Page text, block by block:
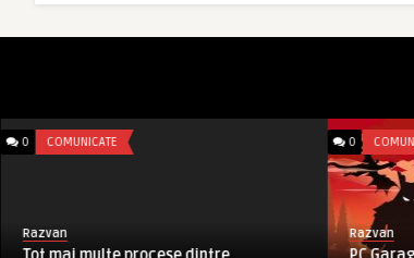
0 COMUNICATE
Razvan
0
Razvan